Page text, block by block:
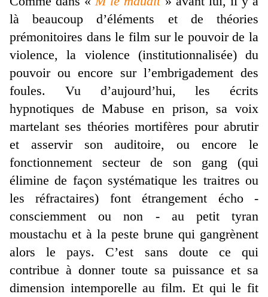
là beaucoup d’éléments et de théories
prémonitoires dans le film sur le pouvoir de la
violence, la violence (institutionnalisée) du
pouvoir ou encore sur l’embrigadement des
foules. Vu d’aujourd’hui, les écrits
hypnotiques de Mabuse en prison, sa voix
martelant ses théories mortifères pour abrutir
et asservir son auditoire, ou encore le
fonctionnement secteur de son gang (qui
élimine de façon systématique les traitres ou
les réfractaires) font étrangement écho -
consciemment ou non - au petit tyran
moustachu et à la peste brune qui gangrènent
alors le pays. C’est sans doute ce qui
contribue à donner toute sa puissance et sa
dimension intemporelle au film. Et qui le fit